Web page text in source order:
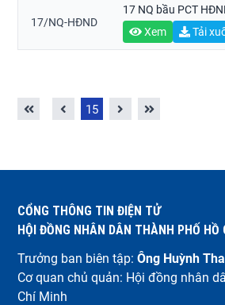
17/NQ-HĐND
17 NQ bầu PCT
Xem
Tải
15
CỔNG THÔNG TIN ĐIỆN TỬ
HỘI ĐỒNG NHÂN DÂN THÀNH PHỐ HỒ
Trưởng ban biên tập: Ông Huỳnh
Cơ quan chủ quản: Hội đồng nhân
Chí Minh